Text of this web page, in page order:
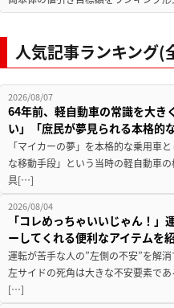
人気記事ランキング(
2026/08/07
64年前、軽自動車の常識を大き
い」「庶民が夢見られる本格的
「マイカーの夢」を本格的な乗用車
な移動手段」という当時の軽自動車
具[…]
2026/08/04
「コレめっちゃいいじゃん！
ーしてくれる便利なアイテムを
運転が苦手な人の”左側の不安”を解
左サイドの死角は大きな不安要素で
[…]